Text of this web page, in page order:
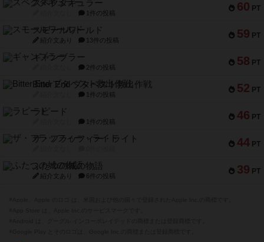
60 PT
スペクタキュラー
1件の投稿
59 PT
スモールワールド
紹介文あり 13件の投稿
58 PT
ギャンブラー
2件の投稿
52 PT
Bitter End ブタペスト救出作戦
1件の投稿
46 PT
ラピード
1件の投稿
44 PT
ザ・フラッフィー・ライト
39 PT
ふたつの城の物語
紹介文あり 6件の投稿